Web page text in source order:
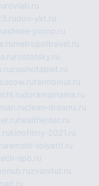
don-ykt.ru
porno.ru
metropoltravel.ru
rostotsky.ru
casinotablet.ru
termomur.ru
doramamama.ru
clean-dreams.ru
healthenter.ru
kinofilmy-2021.ru
remstir-tolyatti.ru
spb.ru
zvonitut.ru